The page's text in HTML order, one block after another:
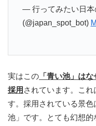
— 行ってみたい日本
(@japan_spot_bot)
実はこの 「青い池」は
採用 されています。こ
す。採用されている景
池」です。とても幻想